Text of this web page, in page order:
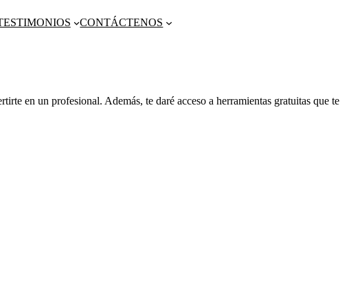
CONTÁCTENOS
en un profesional. Además, te daré acceso a herramientas gratuitas que te